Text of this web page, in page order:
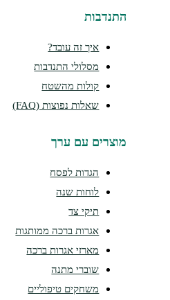
איך זה עובד?
מסלולי התנדבות
קולות מהשטח
שאלות נפוצות (FAQ)
עם ערך
הגדות לפסח
לוחות שנה
אגרות ברכה ממותגות
מארזי אגרות ברכה
שוברי מתנה
משחקים טיפוליים